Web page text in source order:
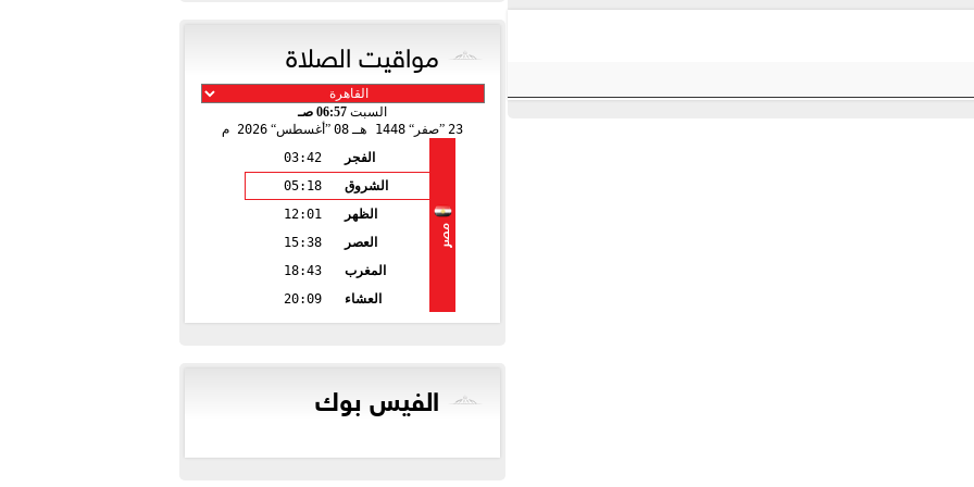
مواقيت الصلاة
السبت 06:57 صـ
23 صفر 1448 هـ 08 أغسطس 2026 م
مصر
الفجر
03:42
الشروق
05:18
الظهر
12:01
العصر
15:38
المغرب
18:43
العشاء
20:09
الفيس بوك